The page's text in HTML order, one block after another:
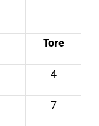
Tore
4
7